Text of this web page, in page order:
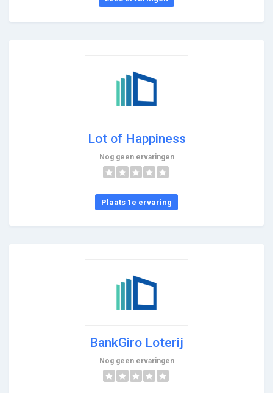
Lot of Happiness
Nog geen ervaringen
Plaats 1e ervaring
BankGiro Loterij
Nog geen ervaringen